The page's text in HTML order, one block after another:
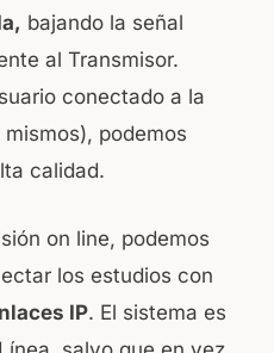
bajando la señal
al Transmisor.
conectado a la
podemos
calidad.
on line, podemos
los estudios con
IP. El sistema es